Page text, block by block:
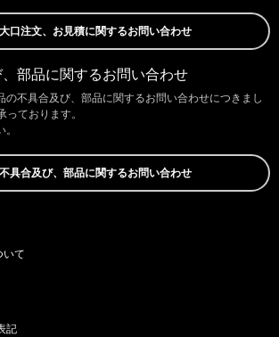
口注文、お見積に関するお問い合わせ
部品に関するお問い合わせ
の不具合及び、部品に関するお問い合わせにつきまし
ております。
具合及び、部品に関するお問い合わせ
いて
記